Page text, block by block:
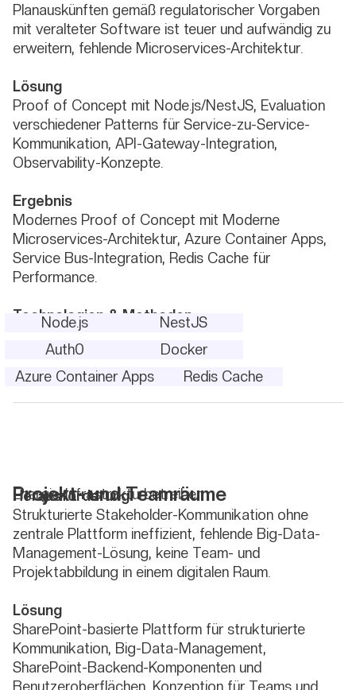
Planauskünften gemäß regulatorischer Vorgaben
mit veralteter Software ist teuer und aufwändig zu
erweitern, fehlende Microservices-Architektur.
Lösung
Proof of Concept mit Node.js/NestJS, Evaluation
verschiedener Patterns für Service-zu-Service-
Kommunikation, API-Gateway-Integration,
Observability-Konzepte.
Ergebnis
Modernes Proof of Concept mit Moderne
Microservices-Architektur, Azure Container Apps,
Service Bus-Integration, Redis Cache für
Performance.
Technologien & Methoden
Node.js
NestJS
Auth0
Docker
Azure Container Apps
Redis Cache
Projekt- und Teamräume
Energie-Infrastrukturbetreiber
Herausforderung
Strukturierte Stakeholder-Kommunikation ohne
zentrale Plattform ineffizient, fehlende Big-Data-
Management-Lösung, keine Team- und
Projektabbildung in einem digitalen Raum.
Lösung
SharePoint-basierte Plattform für strukturierte
Kommunikation, Big-Data-Management,
SharePoint-Backend-Komponenten und
Benutzeroberflächen, Konzeption für Teams und